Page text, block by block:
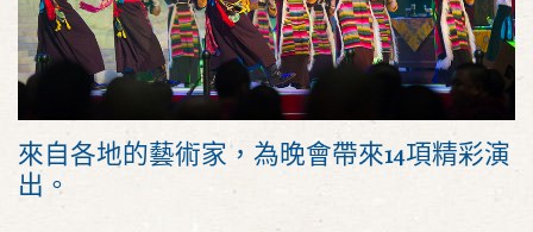
來自各地的藝術家，為晚會帶來14項精彩演
出。